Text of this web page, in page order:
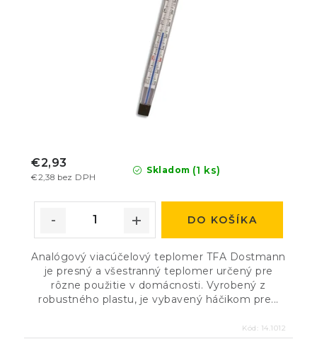
Skladom (1 ks)
€2,38 bez DPH
€2,93
DO KOŠÍKA
Analógový viacúčelový teplomer TFA Dostmann
je presný a všestranný teplomer určený pre
rôzne použitie v domácnosti. Vyrobený z
robustného plastu, je vybavený háčikom pre...
Kód: 14.1012